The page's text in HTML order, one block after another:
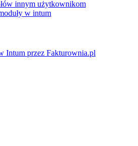
innym użytkownikom
w intum
Intum przez Fakturownia.pl